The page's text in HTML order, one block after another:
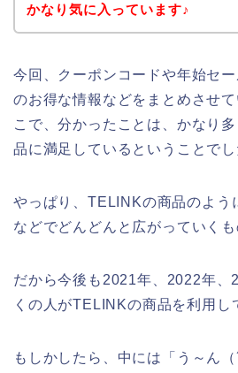
かなり気に入っています♪
今回、クーポンコードや年始セ
のお得な情報などをまとめさせ
こで、分かったことは、かなり
品に満足しているということでし
やっぱり、TELINKの商品のよう
などでどんどんと広がっていく
だから今後も2021年、2022年、
くの人がTELINKの商品を利用し
もしかしたら、中には「う～ん